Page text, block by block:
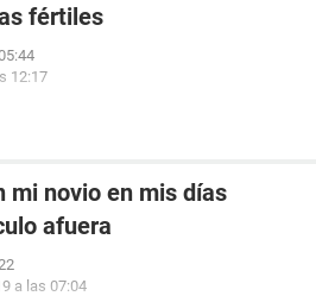
fértiles
12:17
mi novio en mis días
afuera
a las 07:04